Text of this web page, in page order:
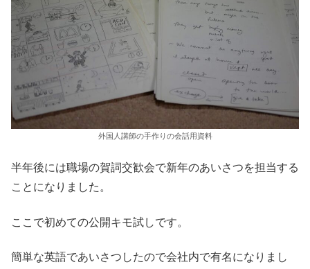
外国人講師の手作りの会話用資料
半年後には職場の賀詞交歓会で新年のあいさつを担当する
ことになりました。
ここで初めての公開キモ試しです。
簡単な英語であいさつしたので会社内で有名になりまし